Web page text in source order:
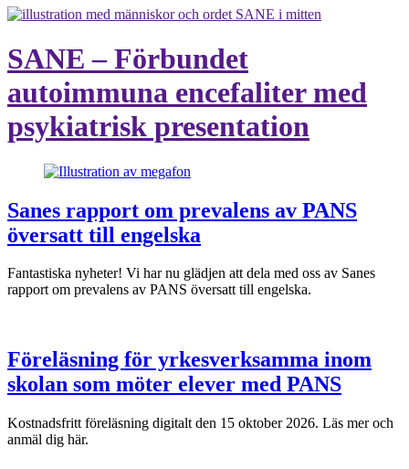
SANE – Förbundet
autoimmuna encefaliter med
psykiatrisk presentation
Sanes rapport om prevalens av PANS
översatt till engelska
Fantastiska nyheter! Vi har nu glädjen att dela med oss av Sanes
rapport om prevalens av PANS översatt till engelska.
Föreläsning för yrkesverksamma inom
skolan som möter elever med PANS
Kostnadsfritt föreläsning digitalt den 15 oktober 2026. Läs mer och
anmäl dig här.